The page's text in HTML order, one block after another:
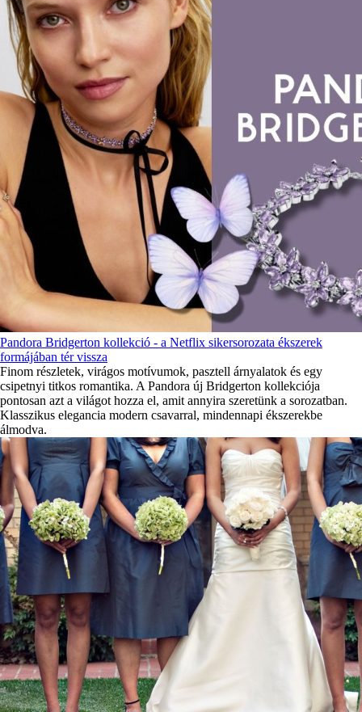
Pandora Bridgerton kollekció - a Netflix sikersorozata ékszerek
formájában tér vissza
Finom részletek, virágos motívumok, pasztell árnyalatok és egy
csipetnyi titkos romantika. A Pandora új Bridgerton kollekciója
pontosan azt a világot hozza el, amit annyira szeretünk a sorozatban.
Klasszikus elegancia modern csavarral, mindennapi ékszerekbe
álmodva.